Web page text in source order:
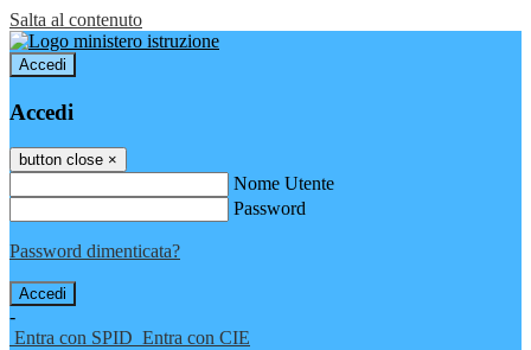
Salta al contenuto
Accedi
Accedi
button close ×
Nome Utente
Password
Password dimenticata?
-
Entra con SPID Entra con CIE